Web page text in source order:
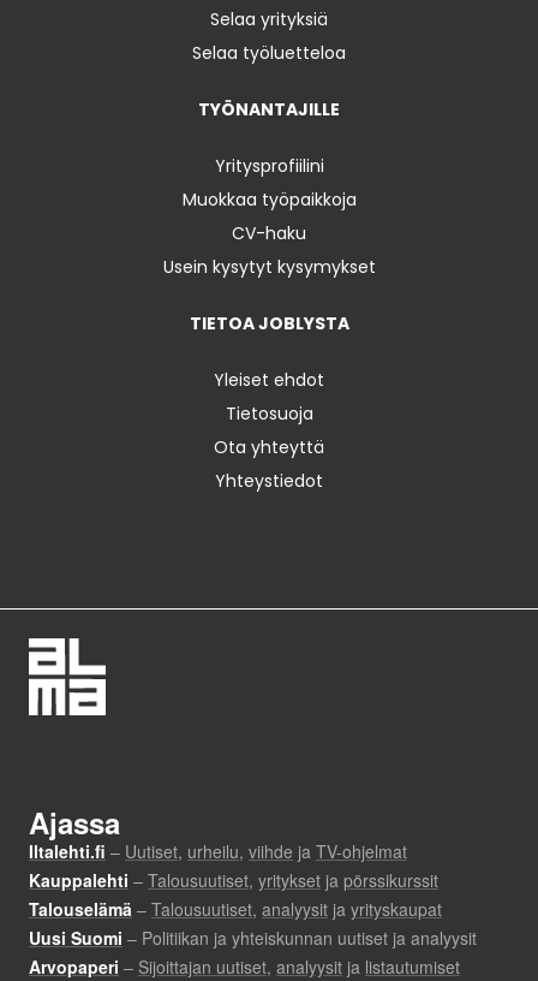
Selaa yrityksiä
Selaa työluetteloa
TYÖNANTAJILLE
Yritysprofiilini
Muokkaa työpaikkoja
CV-haku
Usein kysytyt kysymykset
TIETOA JOBLYSTA
Yleiset ehdot
Tietosuoja
Ota yhteyttä
Yhteystiedot